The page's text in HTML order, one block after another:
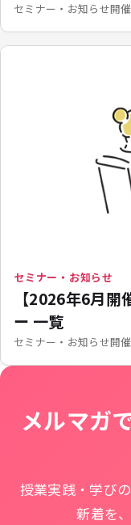
セミナー・お知らせ開催
セミナー・お知らせ
【2026年6月
ー 一覧
セミナー・お知らせ開催
メルマガ
授業実践・学び
新着を